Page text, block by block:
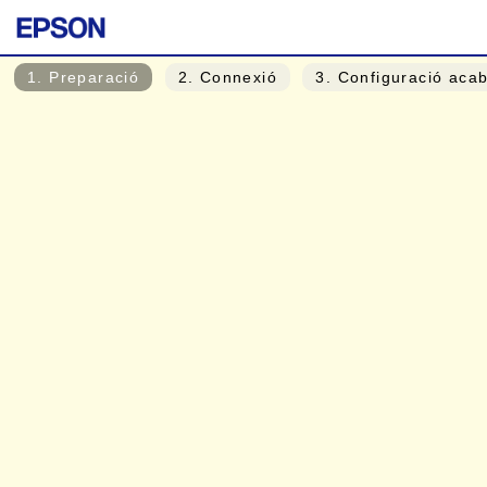
1 . Preparació 2 . Connexió 3 . Configuració